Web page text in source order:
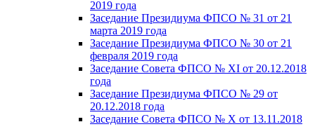
2019 года
Заседание Президиума ФПСО № 31 от 21
марта 2019 года
Заседание Президиума ФПСО № 30 от 21
февраля 2019 года
Заседание Совета ФПСО № XI от 20.12.2018
года
Заседание Президиума ФПСО № 29 от
20.12.2018 года
Заседание Совета ФПСО № X от 13.11.2018